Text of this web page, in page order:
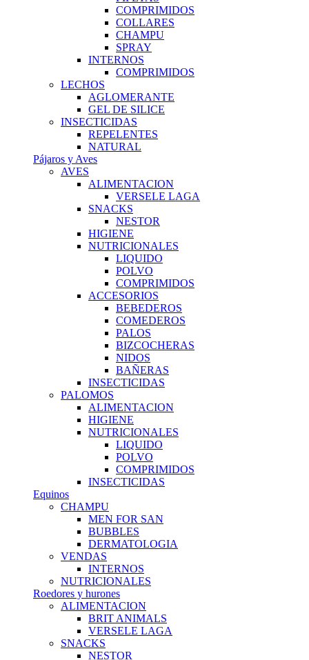
COMPRIMIDOS
COLLARES
CHAMPU
SPRAY
INTERNOS
COMPRIMIDOS
LECHOS
AGLOMERANTE
GEL DE SILICE
INSECTICIDAS
REPELENTES
NATURAL
Pájaros y Aves
AVES
ALIMENTACION
VERSELE LAGA
SNACKS
NESTOR
HIGIENE
NUTRICIONALES
LIQUIDO
POLVO
COMPRIMIDOS
ACCESORIOS
BEBEDEROS
COMEDEROS
PALOS
BIZCOCHERAS
NIDOS
BAÑERAS
INSECTICIDAS
PALOMOS
ALIMENTACION
HIGIENE
NUTRICIONALES
LIQUIDO
POLVO
COMPRIMIDOS
INSECTICIDAS
Equinos
CHAMPU
MEN FOR SAN
BUBBLES
DERMATOLOGIA
VENDAS
INTERNOS
NUTRICIONALES
Roedores y hurones
ALIMENTACION
BRIT ANIMALS
VERSELE LAGA
SNACKS
NESTOR